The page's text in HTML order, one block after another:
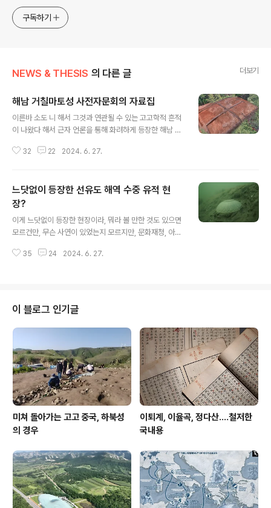
approach will be to resist any common sense or
generalized viewpoint
구독하기
NEWS & THESIS 의 다른 글 더보기
해남 거칠마토성 사전자문회의 자료집
이른바 소도 니 해서 그것과 연관될 수 있는 고고학적 흔적
이 나왔다 해서 근자 언론을 통해 화려하게 등장한 해남 거
와 도판으로 보는 해남 거칠마토성 긴 말 필요없이 조사단
32 22 2024. 6. 27.
느닷없이 등장한 선유도 해역 수중 유적 현
장?
이게 느닷없이 등장한 현장이라, 뭐라 볼 만한 것도 있으면
모르건만, 무슨 사연이 있었는지 모르지만, 문화재청, 아니
고가서 군산 선유도 해역 수중 유적 발굴현장이라 해서 공
아닌가?그러니 흘러간 노래밖에 더 부르겠는가? 이 해역
일대 과거 자료 정리는 이참에 잘했다 해주고 싶다. 그러면
서 뭔가 상차림은 해야겠고 해서 아래와 같은 자료를 급조
해서 만들었으니 이걸 만드느라 또 실무진은 개고생했을
모습 선하다. 수중 발굴현장? 언뜻 생각하면 똥폼 날 듯하
지만, 이것만큼 허망한 현..
35 24 2024. 6. 27.
이 블로그 인기글
미쳐 돌아가는 고고 중국, 하북성
의 경우
이퇴계, 이율곡, 정다산....철저한
국내용